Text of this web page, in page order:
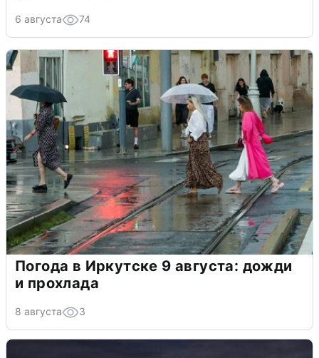
6 августа 74
Погода в Иркутске 9 августа: дожди
и прохлада
8 августа 3